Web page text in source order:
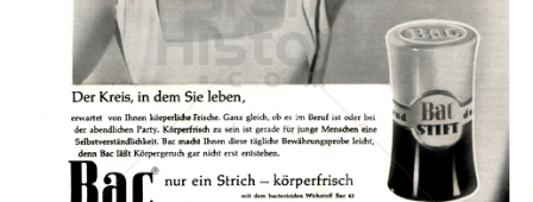
Bac Henkel Central Eastern Europe GmbH 1960